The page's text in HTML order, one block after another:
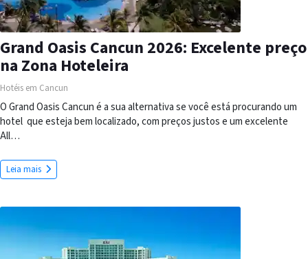
Grand Oasis Cancun 2026: Excelente preço
na Zona Hoteleira
Hotéis em Cancun
O Grand Oasis Cancun é a sua alternativa se você está procurando um
hotel que esteja bem localizado, com preços justos e um excelente
All…
Leia mais